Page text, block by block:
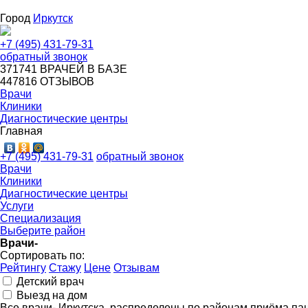
Город Иркутск
+7 (495) 431-79-31
обратный звонок
371741 ВРАЧЕЙ В БАЗЕ
447816 ОТЗЫВОВ
Врачи
Клиники
Диагностические центры
Главная
+7 (495) 431-79-31 обратный звонок
Врачи
Клиники
Диагностические центры
Услуги
Специализация
Выберите район
Врачи-
Сортировать по:
Рейтингу Стажу Цене Отзывам
Детский врач
Выезд на дом